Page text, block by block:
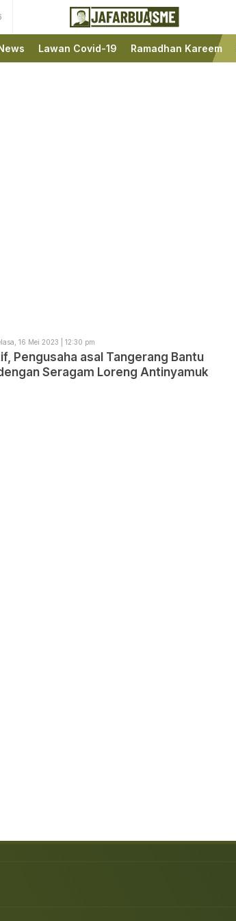
JafarBua
Ini bukan Media Online,
Ini Jafarbuaisme.com
Lawan Covid-19 Ramadhan Kareem
16 Mei 2023 | 12:30 pm
Pengusaha asal Tangerang Bantu
Seragam Loreng Antinyamuk